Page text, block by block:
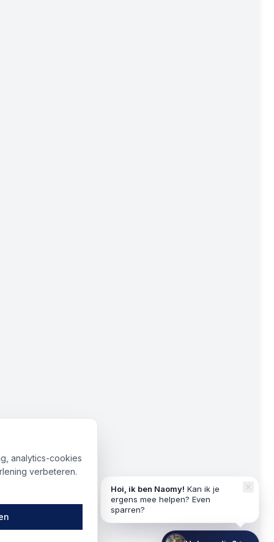
Hoi, ik ben Naomy! Kan ik je
ergens mee helpen? Even
sparren?
analytics-cookies
verbeteren.